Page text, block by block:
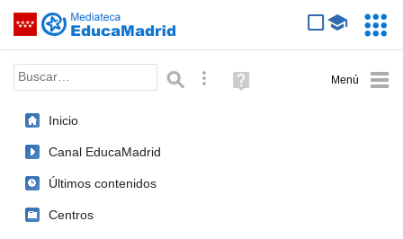
Saltar navegación
Palabra o frase: Búsqueda avanzada
Ayuda
(en
Inicio
Canal EducaMadrid
Últimos contenidos
Centros